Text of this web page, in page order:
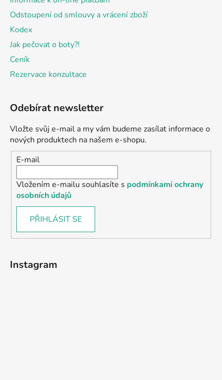
Odstoupení od smlouvy a vrácení zboží
Kodex
Jak pečovat o boty?!
Ceník
Rezervace konzultace
Odebírat newsletter
Vložte svůj e-mail a my vám budeme zasílat informace o
nových produktech na našem e-shopu.
E-mail
Vložením e-mailu souhlasíte s podmínkami ochrany
osobních údajů
PŘIHLÁSIT SE
Instagram